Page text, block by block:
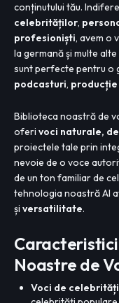
conținutului tău.
celebrităților,
profesioniști, avem o
la germană și multe
sunt perfecte pentru o
podcasturi,
Biblioteca noastră de
oferi voci naturale,
proiectele tale prin
nevoie de o voce
de un ton familiar de
tehnologia noastră AI
și versatilitate.
Noastre de
Voci de celebrități